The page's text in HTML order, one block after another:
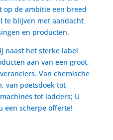
op de ambitie een breed
te blijven met aandacht
en producten.
naast het sterke label
aan van een groot,
Van chemische
van poetsdoek tot
tot ladders; U
een scherpe offerte!